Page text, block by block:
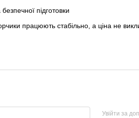
підготовки
працюють стабільно, а ціна не
Увійти за